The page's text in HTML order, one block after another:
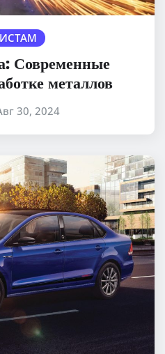
Современные
металлов
30, 2024